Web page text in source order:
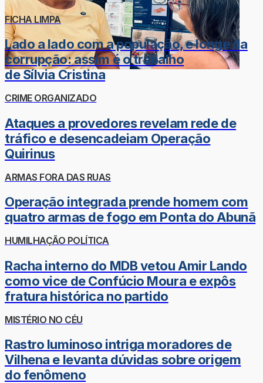
FICHA LIMPA
Lado a lado com a população, e longe da
corrupção: assim é o trabalho
de Sílvia Cristina
CRIME ORGANIZADO
Ataques a provedores revelam rede de
tráfico e desencadeiam Operação
Quirinus
ARMAS FORA DAS RUAS
Operação integrada prende homem com
quatro armas de fogo em Ponta do Abunã
HUMILHAÇÃO POLÍTICA
Racha interno do MDB vetou Amir Lando
como vice de Confúcio Moura e expôs
fratura histórica no partido
MISTÉRIO NO CÉU
Rastro luminoso intriga moradores de
Vilhena e levanta dúvidas sobre origem
do fenômeno